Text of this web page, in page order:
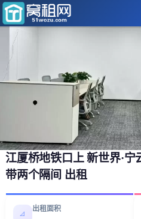
江厦桥地铁口上 新世界·宁
带两个隔间 出租
📐
出租面积